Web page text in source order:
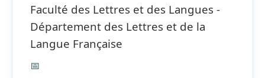
Faculté des Lettres et des Langues -
Département des Lettres et de la
Langue Française
📅